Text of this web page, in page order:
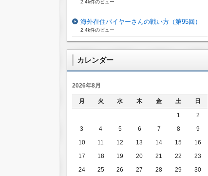
2.4k件のビュー
海外在住バイヤーさんの戦い方（第95回）
2.4k件のビュー
カレンダー
2026年8月
月 火 水 木 金 土 日
1
2
3
4 5 6 7 8
9
10
11 12 13 14 15
16
17
18 19 20 21 22
23
24
25 26 27 28 29
30